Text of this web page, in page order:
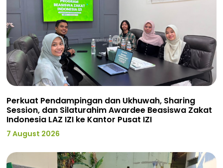
Perkuat Pendampingan dan Ukhuwah, Sharing
Session, dan Silaturahim Awardee Beasiswa Zakat
Indonesia LAZ IZI ke Kantor Pusat IZI
7 August 2026